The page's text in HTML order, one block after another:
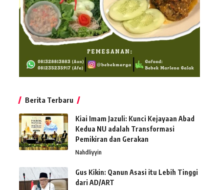
Berita Terbaru
Kiai Imam Jazuli: Kunci Kejayaan Abad
Kedua NU adalah Transformasi
Pemikiran dan Gerakan
Nahdliyyin
Gus Kikin: Qanun Asasi itu Lebih Tinggi
dari AD/ART